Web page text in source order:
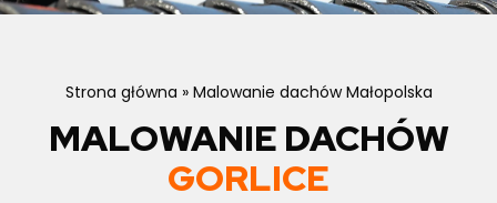
Strona główna » Malowanie dachów Małopolska
MALOWANIE DACHÓW
GORLICE